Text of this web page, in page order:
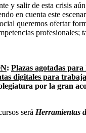
y salir de esta crisis
en cuenta este
queremos ofertar
profesionales;
: Plazas agotadas para
digitales para
por la gran
será Herramientas